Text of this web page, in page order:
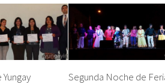
Segunda Noche de